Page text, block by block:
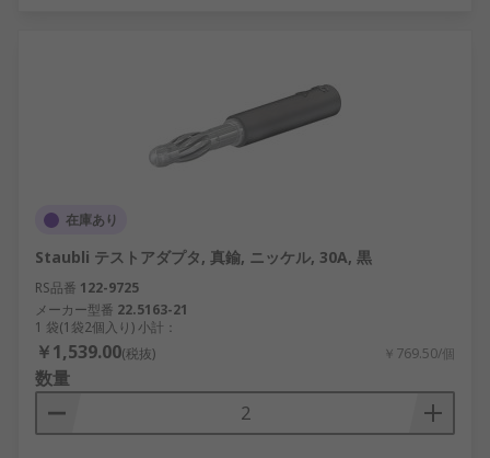
在庫あり
Staubli テストアダプタ, 真鍮, ニッケル, 30A, 黒
RS品番 122-9725
メーカー型番 22.5163-21
1 袋(1袋2個入り) 小計：
￥1,539.00(税抜) ￥769.50/個
数量